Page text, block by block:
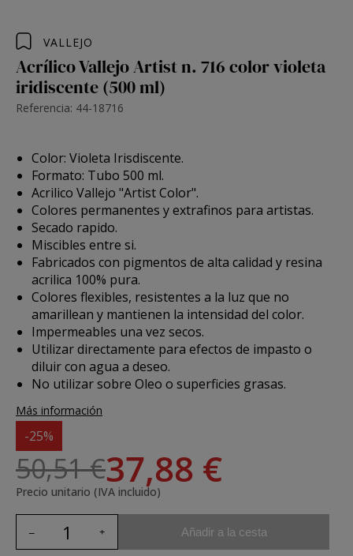
VALLEJO
Acrílico Vallejo Artist n. 716 color violeta
iridiscente (500 ml)
Referencia: 44-18716
Color: Violeta Irisdiscente.
Formato: Tubo 500 ml.
Acrilico Vallejo "Artist Color".
Colores permanentes y extrafinos para artistas.
Secado rapido.
Miscibles entre si.
Fabricados con pigmentos de alta calidad y resina
acrilica 100% pura.
Colores flexibles, resistentes a la luz que no
amarillean y mantienen la intensidad del color.
Impermeables una vez secos.
Utilizar directamente para efectos de impasto o
diluir con agua a deseo.
No utilizar sobre Oleo o superficies grasas.
Más información
-25%
50,51 €37,88 €
Precio unitario (IVA incluido)
Añadir a la cesta